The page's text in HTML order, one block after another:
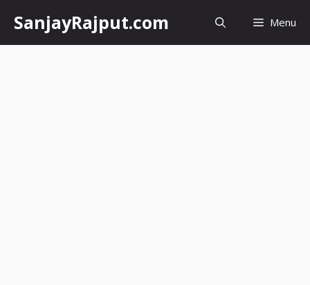
content
SanjayRajput.com Menu